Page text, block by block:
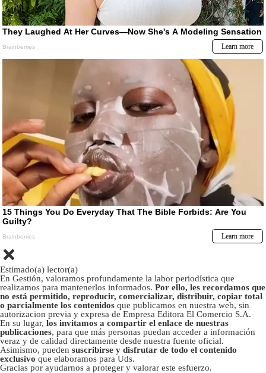
Estimado(a) lector(a)
En Gestión, valoramos profundamente la labor periodística que
realizamos para mantenerlos informados. Por ello, les recordamos que
no está permitido, reproducir, comercializar, distribuir, copiar total
o parcialmente los contenidos que publicamos en nuestra web, sin
autorizacion previa y expresa de Empresa Editora El Comercio S.A.
En su lugar, los invitamos a compartir el enlace de nuestras
publicaciones, para que más personas puedan acceder a información
veraz y de calidad directamente desde nuestra fuente oficial.
Asimismo, pueden suscribirse y disfrutar de todo el contenido
exclusivo que elaboramos para Uds.
Gracias por ayudarnos a proteger y valorar este esfuerzo.